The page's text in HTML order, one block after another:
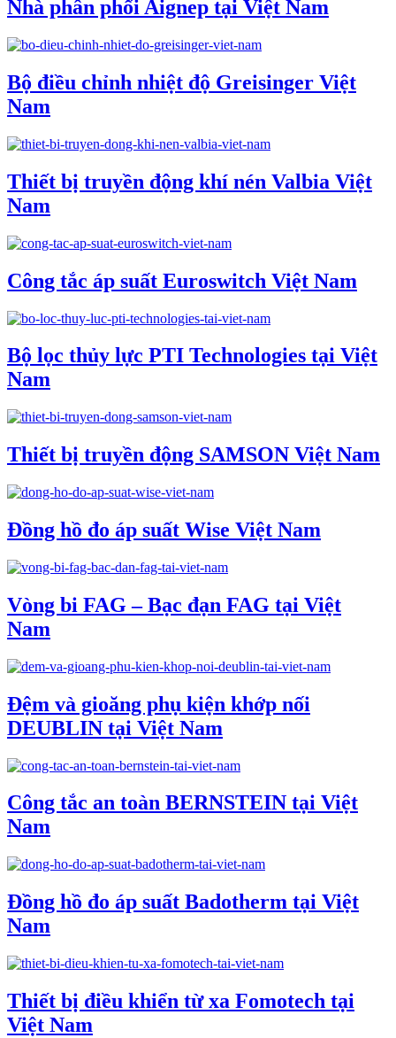
Nhà phân phối Aignep tại Việt Nam
Bộ điều chỉnh nhiệt độ Greisinger Việt
Nam
Thiết bị truyền động khí nén Valbia Việt
Nam
Công tắc áp suất Euroswitch Việt Nam
Bộ lọc thủy lực PTI Technologies tại Việt
Nam
Thiết bị truyền động SAMSON Việt Nam
Đồng hồ đo áp suất Wise Việt Nam
Vòng bi FAG – Bạc đạn FAG tại Việt
Nam
Đệm và gioăng phụ kiện khớp nối
DEUBLIN tại Việt Nam
Công tắc an toàn BERNSTEIN tại Việt
Nam
Đồng hồ đo áp suất Badotherm tại Việt
Nam
Thiết bị điều khiển từ xa Fomotech tại
Việt Nam